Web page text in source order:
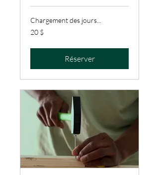
Chargement des jours...
20 dollars
canadiens
20 $
Réserver